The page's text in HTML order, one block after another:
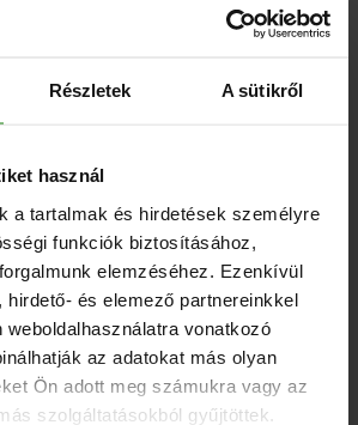
Részletek A sütikről
használ
a tartalmak és hirdetések személyre
funkciók biztosításához,
elemzéséhez. Ezenkívül
hirdető- és elemező partnereinkkel
weboldalhasználatra vonatkozó
az adatokat más olyan
Ön adott meg számukra vagy az
szolgáltatásokból gyűjtöttek.
ALAK:A , L=95, B=40,
KOMP:EDZETT ACÉL
L2=17,5
05-97016030
RÉSZLETEK